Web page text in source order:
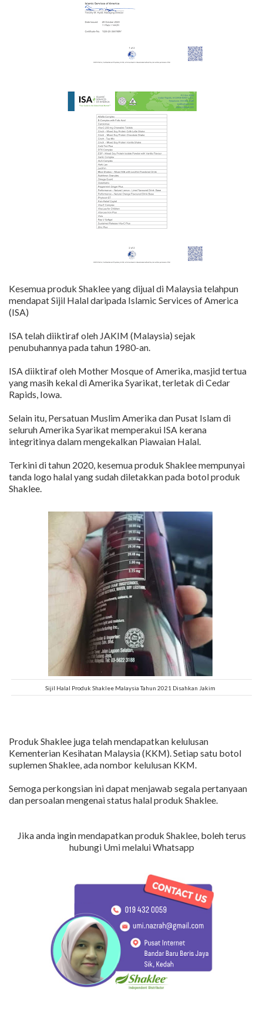
Kesemua produk Shaklee yang dijual di Malaysia telahpun
mendapat Sijil Halal daripada Islamic Services of America
(ISA)
ISA telah diiktiraf oleh JAKIM (Malaysia) sejak
penubuhannya pada tahun 1980-an.
ISA diiktiraf oleh Mother Mosque of Amerika, masjid tertua
yang masih kekal di Amerika Syarikat, terletak di Cedar
Rapids, Iowa.
Selain itu, Persatuan Muslim Amerika dan Pusat Islam di
seluruh Amerika Syarikat memperakui ISA kerana
integritinya dalam mengekalkan Piawaian Halal.
Terkini di tahun 2020, kesemua produk Shaklee mempunyai
tanda logo halal yang sudah diletakkan pada botol produk
Shaklee.
Sijil Halal Produk Shaklee Malaysia Tahun 2021 Disahkan Jakim
Produk Shaklee juga telah mendapatkan kelulusan
Kementerian Kesihatan Malaysia (KKM). Setiap satu botol
suplemen Shaklee, ada nombor kelulusan KKM.
Semoga perkongsian ini dapat menjawab segala pertanyaan
dan persoalan mengenai status halal produk Shaklee.
Jika anda ingin mendapatkan produk Shaklee, boleh terus
hubungi Umi melalui Whatsapp